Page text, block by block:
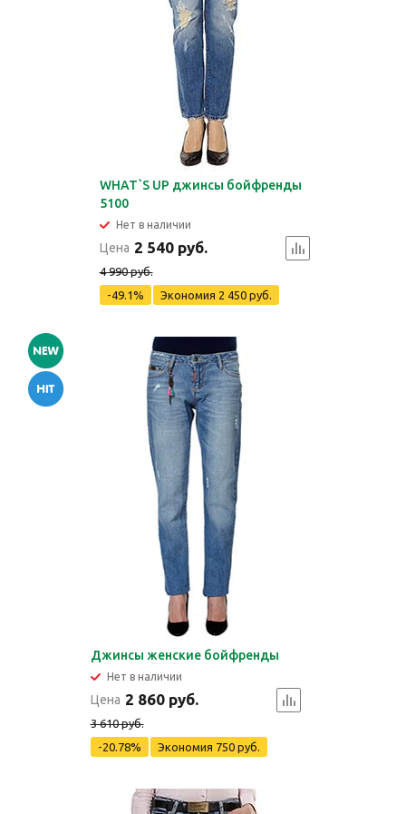
WHAT`S UP джинсы бойфренды
5100
Нет в наличии
Цена 2 540 руб.
4 990 руб.
-49.1%
Экономия 2 450 руб.
Джинсы женские бойфренды
Нет в наличии
Цена 2 860 руб.
3 610 руб.
-20.78%
Экономия 750 руб.